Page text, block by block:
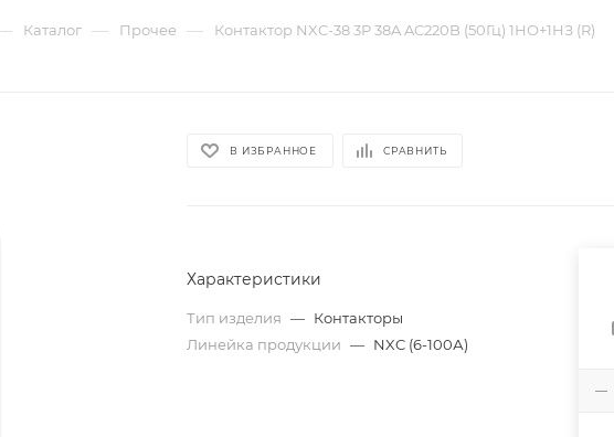
Каталог — Прочее — Контактор NXC-38 3P 38A AC220B (50Гц) 1НО+1НЗ (R)
В ИЗБРАННОЕ СРАВНИТЬ
Характеристики
Тип изделия — Контакторы
Линейка продукции — NXC (6-100А)